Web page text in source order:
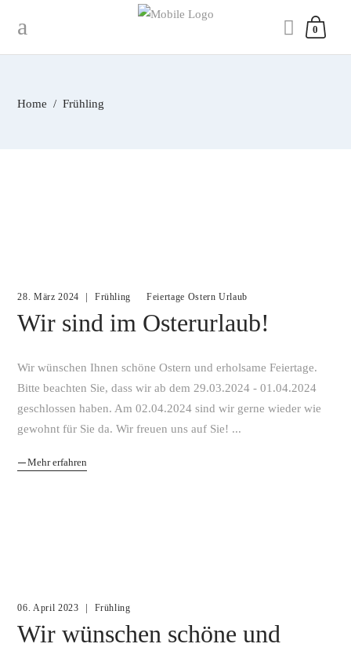
0
Home /Frühling
28. März 2024 Frühling Feiertage Ostern Urlaub
Wir sind im Osterurlaub!
Wir wünschen Ihnen schöne Ostern und erholsame Feiertage.
Bitte beachten Sie, dass wir ab dem 29.03.2024 - 01.04.2024
geschlossen haben. Am 02.04.2024 sind wir gerne wieder wie
gewohnt für Sie da. Wir freuen uns auf Sie!
Mehr erfahren
06. April 2023 Frühling
Wir wünschen schöne und